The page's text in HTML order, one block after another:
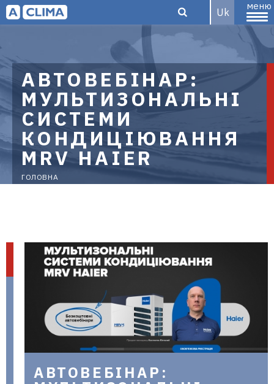
дистриб'ютор
кліматичного
обладнання
Uk
меню
АВТОВЕБІНАР:
МУЛЬТИЗОНАЛЬНІ
СИСТЕМИ
КОНДИЦІЮВАННЯ
MRV HAIER
ГОЛОВНА
АВТОВЕБІНАР: